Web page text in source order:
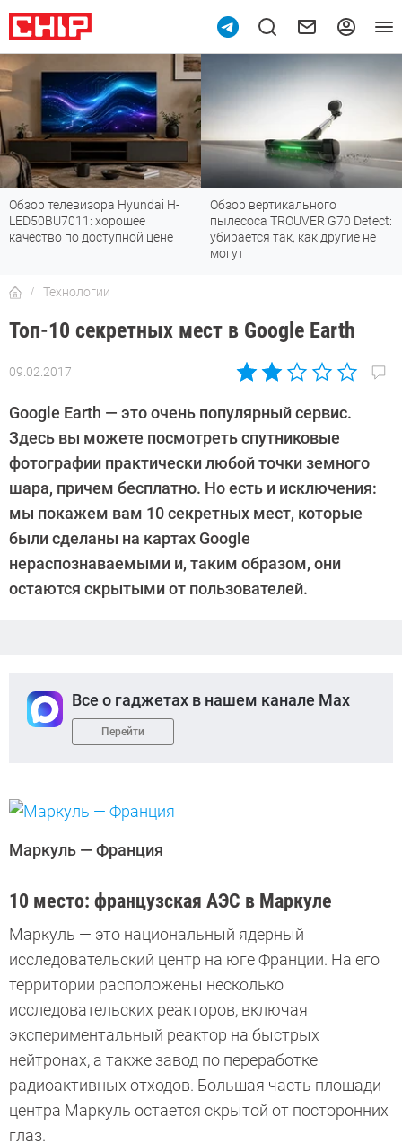
Обзор телевизора Hyundai H-
LED50BU7011: хорошее
качество по доступной цене
Обзор вертикального
пылесоса TROUVER G70 Detect:
убирается так, как другие не
могут
Технологии
Топ-10 секретных мест в Google Earth
09.02.2017
Автор:
Suslov
Google Earth — это очень популярный сервис.
Здесь вы можете посмотреть спутниковые
фотографии практически любой точки земного
шара, причем бесплатно. Но есть и исключения:
мы покажем вам 10 секретных мест, которые
были сделаны на картах Google
нераспознаваемыми и, таким образом, они
остаются скрытыми от пользователей.
Все о гаджетах в нашем канале Max
Перейти
Маркуль — Франция
10 место: французская АЭС в Маркуле
Маркуль — это национальный ядерный
исследовательский центр на юге Франции. На его
территории расположены несколько
исследовательских реакторов, включая
экспериментальный реактор на быстрых
нейтронах, а также завод по переработке
радиоактивных отходов. Большая часть площади
центра Маркуль остается скрытой от посторонних
глаз.